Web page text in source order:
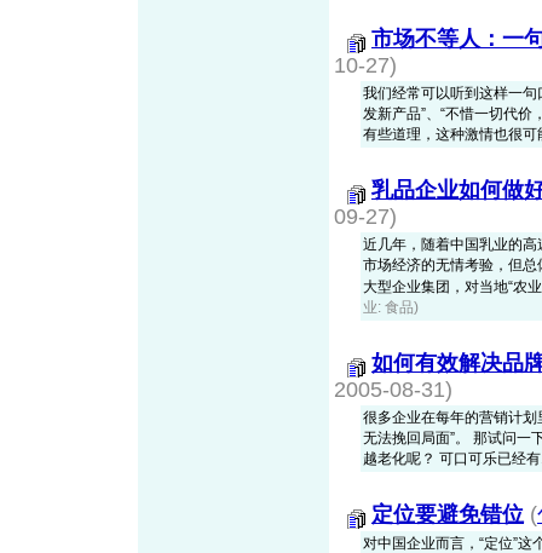
市场不等人：一
10-27)
我们经常可以听到这样一
发新产品”、“不惜一切代价
有些道理，这种激情也很
乳品企业如何做
09-27)
近几年，随着中国乳业的
市场经济的无情考验，但
大型企业集团，对当地“农
业: 食品)
如何有效解决品
2005-08-31)
很多企业在每年的营销计
无法挽回局面”。 那试问一
越老化呢？ 可口可乐已经
定位要避免错位 (
对中国企业而言，“定位”这